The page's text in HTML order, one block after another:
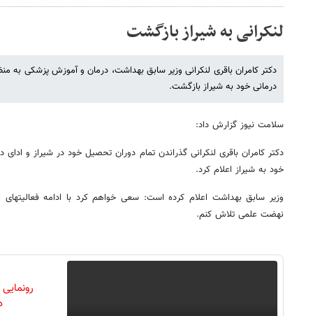
لنکرانی به شیراز بازگشت
دکتر کامران باقری لنکرانی وزیر سابق بهداشت، درمان و آموزش پزشکی به
درمانی خود به شیراز بازگشت.
سلامت نیوز گزارش داد:
دکتر کامران باقری لنکرانی گذراندن تمام دوران تحصیل خود در شیراز و
خود به شیراز اعلام کرد.
وزیر سابق بهداشت اعلام کرده است: سعی خواهم کرد با ادامه فعالیتهای
نهضت علمی تلاش کنم.